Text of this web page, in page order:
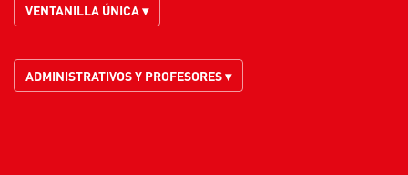
VENTANILLA ÚNICA ▾
ADMINISTRATIVOS Y PROFESORES ▾